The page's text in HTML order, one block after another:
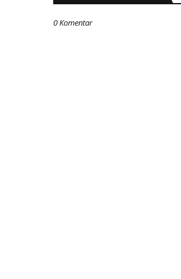
0 Komentar